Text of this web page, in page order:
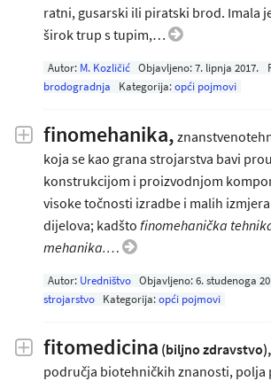
ratni, gusarski ili piratski brod. Imala
širok trup s tupim,…
Autor: M. Kozličić Objavljeno:7. lipnja 2017.
brodogradnja
Kategorija:opći pojmovi
finomehanika,
koja se kao grana strojarstva bavi
konstrukcijom i proizvodnjom
visoke točnosti izradbe i malih
dijelova; kadšto finomehanička
mehanika.…
Autor: Uredništvo Objavljeno:6. studenoga
strojarstvo
Kategorija:opći pojmovi
fitomedicina (biljno zdravstvo),
područja biotehničkih znanosti, polja